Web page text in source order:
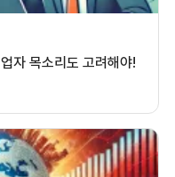
자 목소리도 고려해야!